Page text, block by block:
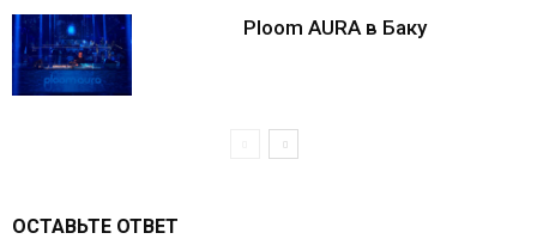
Ploom AURA в Баку
ОСТАВЬТЕ ОТВЕТ